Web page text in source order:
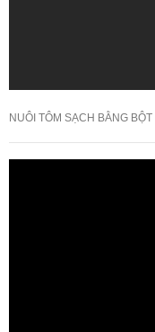
NUÔI TÔM SẠCH BẰNG BỘT